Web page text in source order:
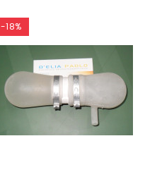
-18%